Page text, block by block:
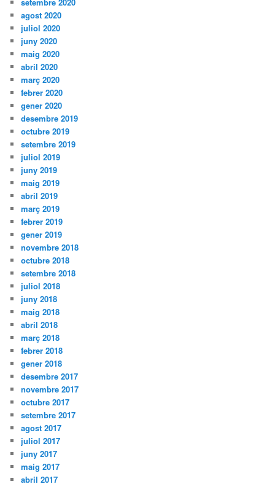
setembre 2020
agost 2020
juliol 2020
juny 2020
maig 2020
abril 2020
març 2020
febrer 2020
gener 2020
desembre 2019
octubre 2019
setembre 2019
juliol 2019
juny 2019
maig 2019
abril 2019
març 2019
febrer 2019
gener 2019
novembre 2018
octubre 2018
setembre 2018
juliol 2018
juny 2018
maig 2018
abril 2018
març 2018
febrer 2018
gener 2018
desembre 2017
novembre 2017
octubre 2017
setembre 2017
agost 2017
juliol 2017
juny 2017
maig 2017
abril 2017